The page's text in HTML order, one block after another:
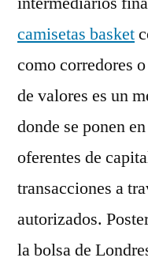
camisetas basket
como corredores
de valores es un
donde se ponen
oferentes de
transacciones a
autorizados.
la bolsa de